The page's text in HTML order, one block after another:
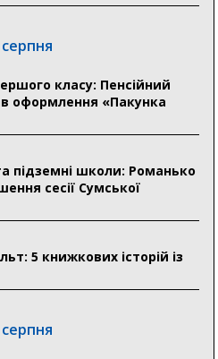
класу: Пенсійний
оформлення «Пакунка
підземні школи: Романько
сесії Сумської
5 книжкових історій із